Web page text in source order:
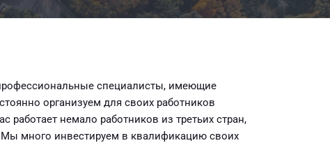
специалисты, имеющие
организуем для своих работников
немало работников из третьих стран,
Мы много инвестируем в квалификацию своих